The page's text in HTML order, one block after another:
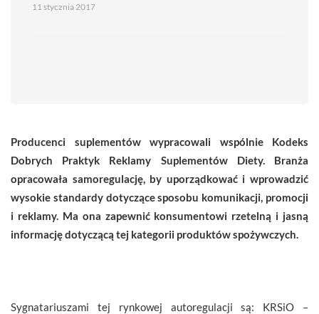
11 stycznia 2017
Producenci suplementów wypracowali wspólnie Kodeks
Dobrych Praktyk Reklamy Suplementów Diety. Branża
opracowała samoregulację, by uporządkować i wprowadzić
wysokie standardy dotyczące sposobu komunikacji, promocji
i reklamy. Ma ona zapewnić konsumentowi rzetelną i jasną
informację dotyczącą tej kategorii produktów spożywczych.
Sygnatariuszami tej rynkowej autoregulacji są: KRSiO –